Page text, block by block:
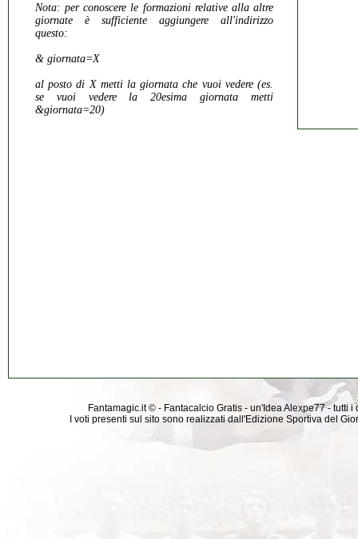
Nota: per conoscere le formazioni relative alla altre
giornate è sufficiente aggiungere all'indirizzo
questo:
& giornata=X
al posto di X metti la giornata che vuoi vedere (es.
se vuoi vedere la 20esima giornata metti
&giornata=20)
Fantamagic.it © - Fantacalcio Gratis - un'Idea Alexpe77 -
I voti presenti sul sito sono realizzati dall'Edizione Sportiva del